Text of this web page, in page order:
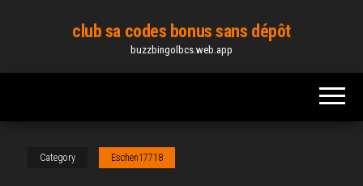
content
club sa codes bonus sans dépôt
buzzbingolbcs.web.app
Category Eschen17718